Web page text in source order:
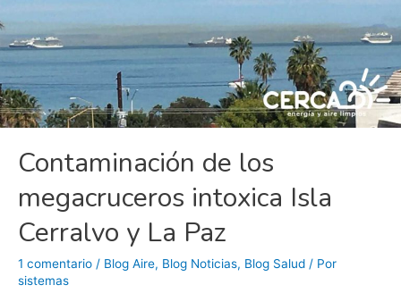
Contaminación de los
megacruceros intoxica Isla
Cerralvo y La Paz
1 comentario / Blog Aire, Blog Noticias, Blog Salud / Por
sistemas